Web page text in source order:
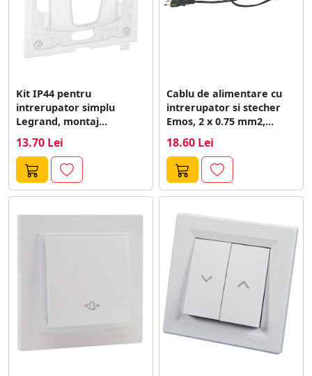
Kit IP44 pentru
intrerupator simplu
Legrand, montaj
72.7 x 72.5...
13.70 Lei
Cablu de alimentare cu
intrerupator si stecher
Emos, 2 x 0.75 mm2,...
18.60 Lei